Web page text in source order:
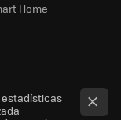
Home
estadísticas